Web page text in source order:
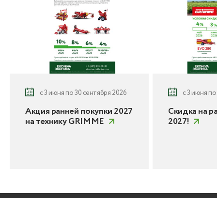
с 3 июня по 30 сентября 2026
Акция ранней покупки 2027
на технику GRIMME
с 3 июня
Скидка на
2027!